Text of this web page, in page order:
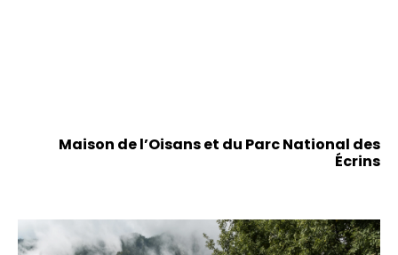
Maison de l’Oisans et du Parc National des
Écrins